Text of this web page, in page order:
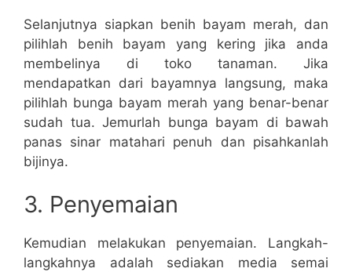
Selanjutnya siapkan benih bayam merah, dan
pilihlah benih bayam yang kering jika anda
membelinya di toko tanaman. Jika
mendapatkan dari bayamnya langsung, maka
pilihlah bunga bayam merah yang benar-benar
sudah tua. Jemurlah bunga bayam di bawah
panas sinar matahari penuh dan pisahkanlah
bijinya.
3. Penyemaian
Kemudian melakukan penyemaian. Langkah-
langkahnya adalah sediakan media semai